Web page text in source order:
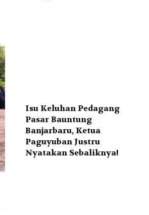
Isu Keluhan Pedagang
Pasar Bauntung
Banjarbaru, Ketua
Paguyuban Justru
Nyatakan Sebaliknya!